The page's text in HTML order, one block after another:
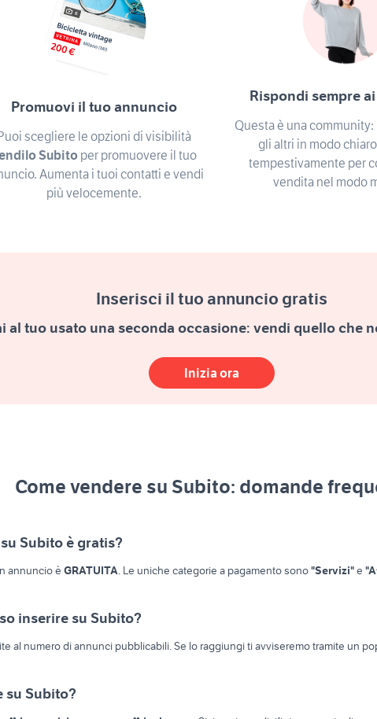
Promuovi il tuo annuncio
scegliere le opzioni di visibilità
Subito per promuovere il tuo
Aumenta i tuoi contatti e vendi
più velocemente.
Rispondi sempre
Questa è una
gli altri in modo
tempestivamente per
vendita nel modo
Inserisci il tuo annuncio gratis
al tuo usato una seconda occasione: vendi quello che
Inizia ora
Come vendere su Subito: domande
Subito è gratis?
annuncio è GRATUITA. Le uniche categorie a pagamento sono"Servizi"e
inserire su Subito?
al numero di annunci pubblicabili. Se lo raggiungi ti avviseremo tramite un
su Subito?